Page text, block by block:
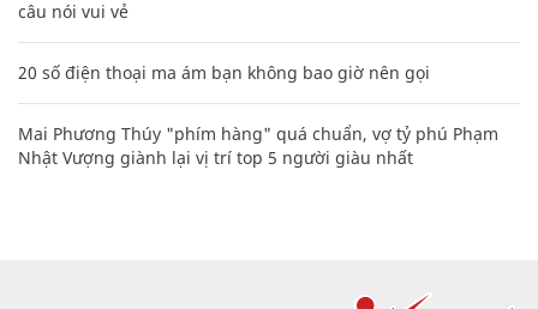
câu nói vui vẻ
20 số điện thoại ma ám bạn không bao giờ nên gọi
Mai Phương Thúy "phím hàng" quá chuẩn, vợ tỷ phú Phạm
Nhật Vượng giành lại vị trí top 5 người giàu nhất